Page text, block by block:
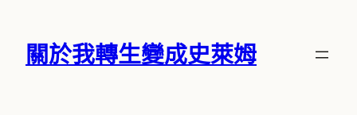
關於我轉生變成史萊姆